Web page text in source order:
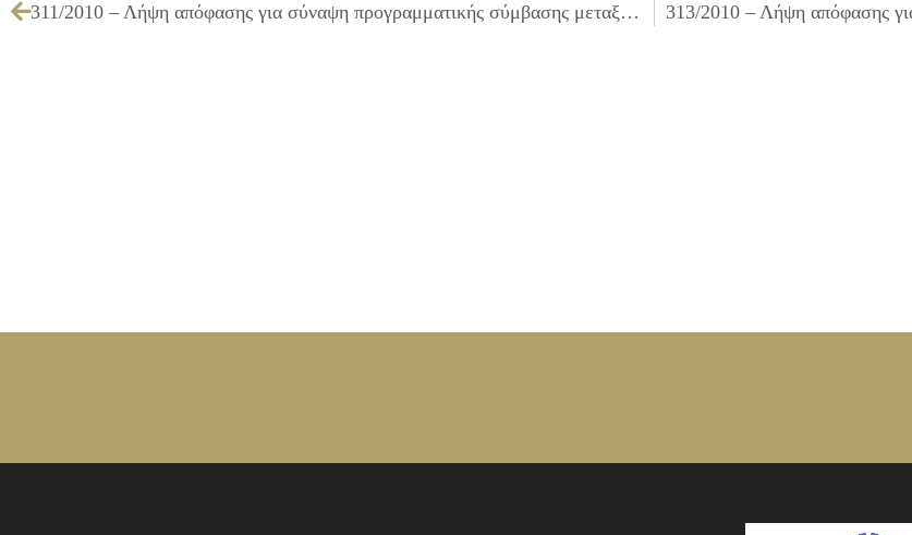
311/2010 – Λήψη απόφασης για σύναψη προγραμματικής σύμβασης μεταξύ Δήμου Ιλίου – ΔΑΟ ΙΛΙΟΥ – Δ.Ε.Κ.Α. Ιλίου για υλοποίηση αθλητικών προγραμμάτων